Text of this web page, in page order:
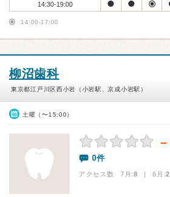
14:30-19:00
14:00-17:00
柳沼歯科
東京都江戸川区西小岩（小岩駅、京成小岩駅）
土曜（〜15:00）
－
0件
アクセス数 7月:8 | 6月:2